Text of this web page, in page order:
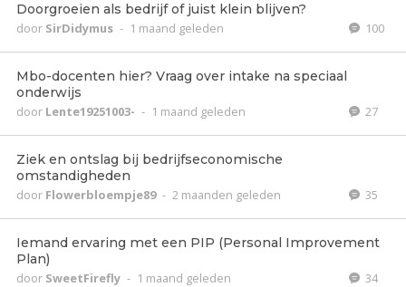
Doorgroeien als bedrijf of juist klein blijven?
door SirDidymus - 1 maand geleden 100
Mbo-docenten hier? Vraag over intake na speciaal
onderwijs
door Lente19251003- - 1 maand geleden 27
Ziek en ontslag bij bedrijfseconomische
omstandigheden
door Flowerbloempje89 - 2 maanden geleden 35
Iemand ervaring met een PIP (Personal Improvement
Plan)
door SweetFirefly - 1 maand geleden 34